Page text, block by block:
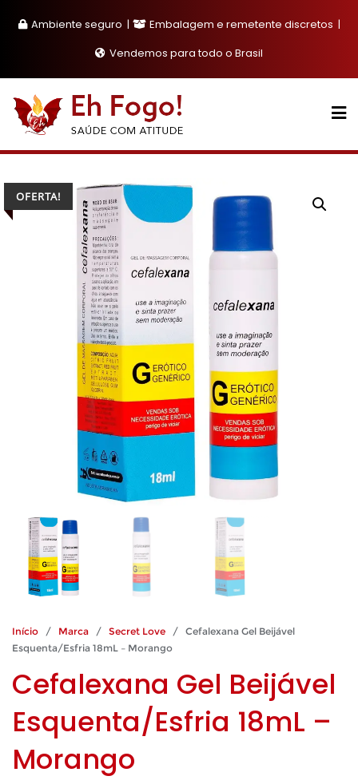
Ambiente seguro
Embalagem e remetente discretos
Vendemos para todo o Brasil
OFERTA!
Início / Marca / Secret Love / Cefalexana Gel Beijável
Esquenta/Esfria 18mL – Morango
Cefalexana Gel Beijável
Esquenta/Esfria 18mL –
Morango